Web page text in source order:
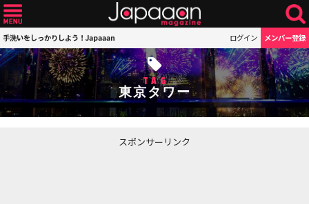
手洗いをしっかりしよう！Japaaan ログイン メンバー登録
TAG
東京タワー
スポンサーリンク